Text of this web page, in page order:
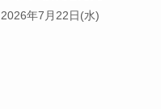
2026年7月22日(水)